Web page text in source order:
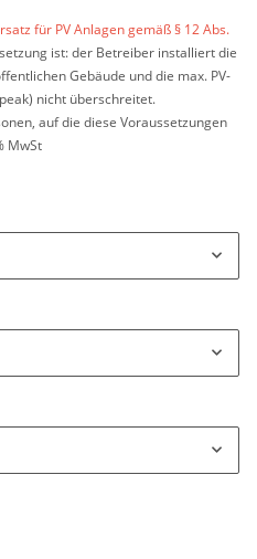
für PV Anlagen gemäß § 12 Abs.
ist: der Betreiber installiert die
Gebäude und die max. PV-
nicht überschreitet.
auf die diese Voraussetzungen
MwSt